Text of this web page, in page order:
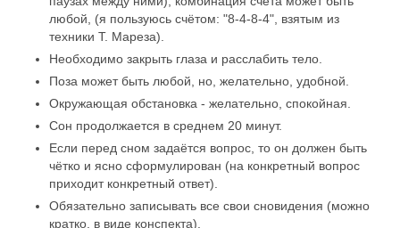
любой, (я пользуюсь счётом: "8-4-8-4", взятым из
техники Т. Мареза).
Необходимо закрыть глаза и расслабить тело.
Поза может быть любой, но, желательно, удобной.
Окружающая обстановка - желательно, спокойная.
Сон продолжается в среднем 20 минут.
Если перед сном задаётся вопрос, то он должен быть
чётко и ясно сформулирован (на конкретный вопрос
приходит конкретный ответ).
Обязательно записывать все свои сновидения (можно
кратко, в виде конспекта).